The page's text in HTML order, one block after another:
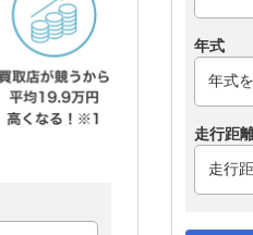
年式
走行距